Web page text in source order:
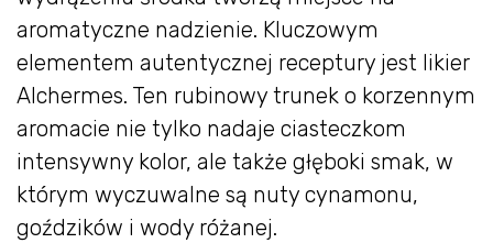
aromatyczne nadzienie. Kluczowym
elementem autentycznej receptury jest likier
Alchermes. Ten rubinowy trunek o korzennym
aromacie nie tylko nadaje ciasteczkom
intensywny kolor, ale także głęboki smak, w
którym wyczuwalne są nuty cynamonu,
goździków i wody różanej.